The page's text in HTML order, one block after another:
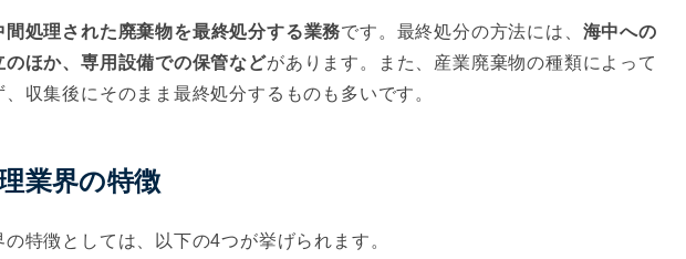
間処理された廃棄物を最終処分する業務です。最終処分の方法には、 海中への
ほか、専用設備での保管などがあります。また、産業廃棄物の種類によって
収集後にそのまま最終処分するものも多いです。
業界の特徴
特徴としては、以下の4つが挙げられます。